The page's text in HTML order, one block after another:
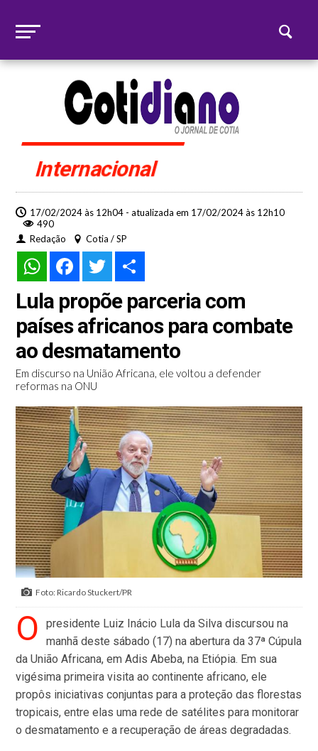
Internacional
17/02/2024 às 12h04 - atualizada em 17/02/2024 às 12h10
490
Redação
Cotia / SP
WhatsAppFacebookTwitter
Lula propõe parceria com
países africanos para combate
ao desmatamento
Em discurso na União Africana, ele voltou a defender
reformas na ONU
Foto: Ricardo Stuckert/PR
O
presidente Luiz Inácio Lula da Silva discursou na
manhã deste sábado (17) na abertura da 37ª Cúpula
da União Africana, em Adis Abeba, na Etiópia. Em sua
vigésima primeira visita ao continente africano, ele
propôs iniciativas conjuntas para a proteção das florestas
tropicais, entre elas uma rede de satélites para monitorar
o desmatamento e a recuperação de áreas degradadas.